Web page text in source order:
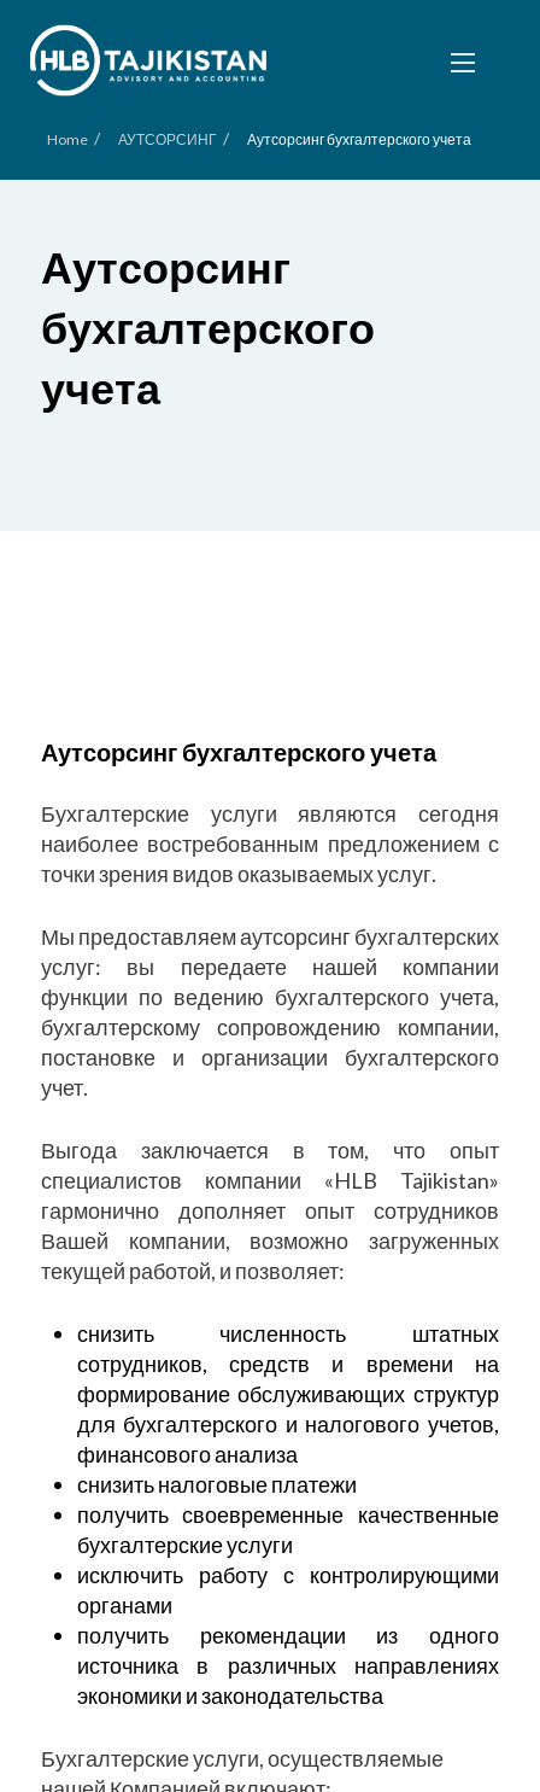
Home / АУТСОРСИНГ / Аутсорсинг бухгалтерского учета
Аутсорсинг
бухгалтерского
учета
Аутсорсинг бухгалтерского учета
Бухгалтерские услуги являются сегодня
наиболее востребованным предложением с
точки зрения видов оказываемых услуг.
Мы предоставляем аутсорсинг бухгалтерских
услуг: вы передаете нашей компании
функции по ведению бухгалтерского учета,
бухгалтерскому сопровождению компании,
постановке и организации бухгалтерского
учет.
Выгода заключается в том, что опыт
специалистов компании «HLB Tajikistan»
гармонично дополняет опыт сотрудников
Вашей компании, возможно загруженных
текущей работой, и позволяет:
снизить численность штатных
сотрудников, средств и времени на
формирование обслуживающих структур
для бухгалтерского и налогового учетов,
финансового анализа
снизить налоговые платежи
получить своевременные качественные
бухгалтерские услуги
исключить работу с контролирующими
органами
получить рекомендации из одного
источника в различных направлениях
экономики и законодательства
Бухгалтерские услуги, осуществляемые